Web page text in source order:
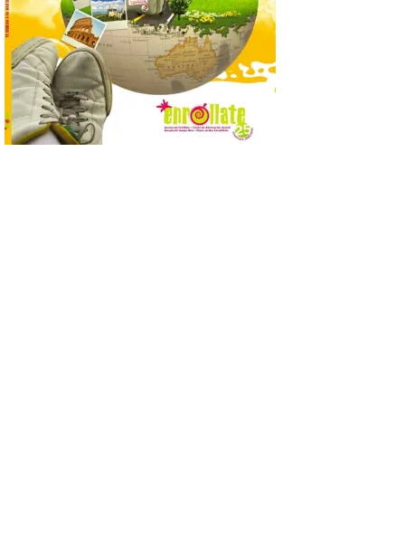
Industria, Universidades,
Empleo y Comercio
destina 8,75 millones de
euros al programa JOVEL
2026, cofinanciado por el Fondo Social
Europeo Plus (FSE+), para favorecer la
contratación temporal de 300 jóvenes
desempleados inscritos en el Sistema
Nacional de […]